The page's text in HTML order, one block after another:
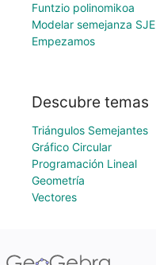
Funtzio polinomikoa
Modelar semejanza SJE
Empezamos
Descubre temas
Triángulos Semejantes
Gráfico Circular
Programación Lineal
Geometría
Vectores